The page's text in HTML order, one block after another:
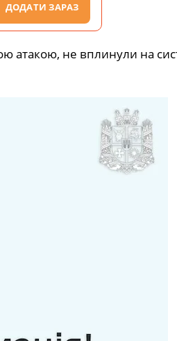
ДОДАТИ ЗАРАЗ
атакою, не вплинули на